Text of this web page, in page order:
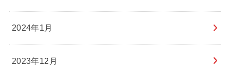
2024年1月
2023年12月